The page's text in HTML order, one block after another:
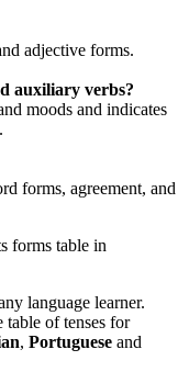
adjective forms.
auxiliary verbs?
moods and indicates
.
forms, agreement, and
forms table in
language learner.
table of tenses for
, Portuguese and